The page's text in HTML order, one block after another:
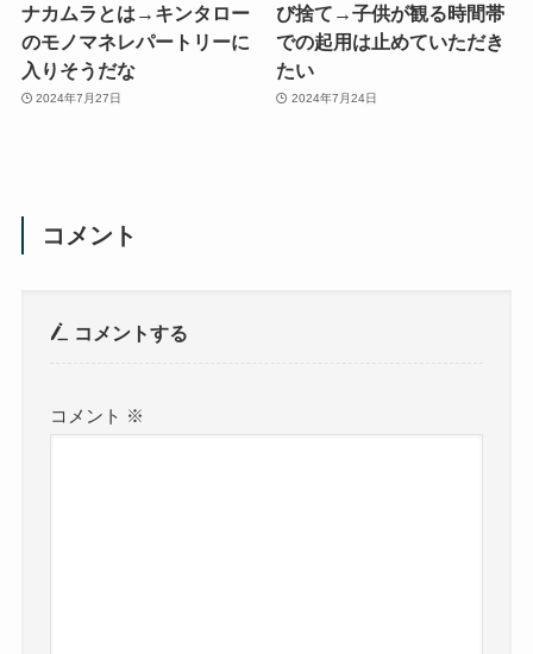
ナカムラとは→キンタロー
のモノマネレパートリーに
入りそうだな
2024年7月27日
び捨て→子供が観る時間帯
での起用は止めていただき
たい
2024年7月24日
コメント
コメントする
コメント ※